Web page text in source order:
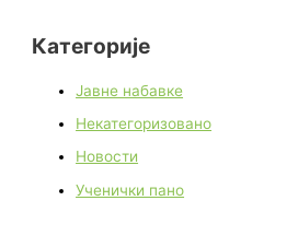
Категорије
Јавне набавке
Некатегоризовано
Новости
Ученички пано